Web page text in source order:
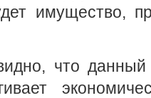
имущество,
что данный